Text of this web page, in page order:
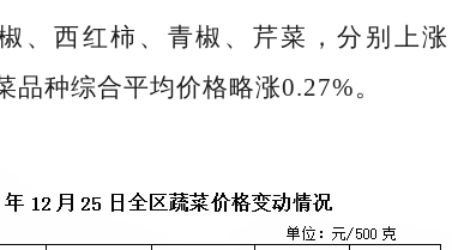
西红柿、青椒、芹菜，分别上涨
种综合平均价格略涨0.27%。